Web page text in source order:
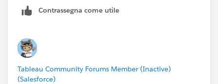
Contrassegna come utile
Tableau Community Forums Member (Inactive)
(Salesforce)